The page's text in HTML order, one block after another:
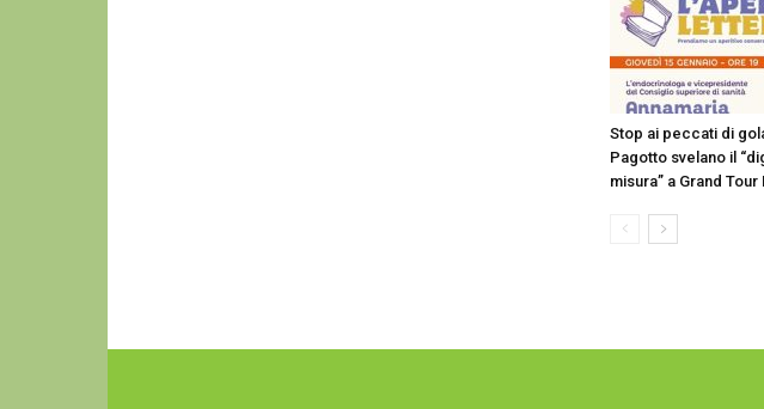
Stop ai peccati di
Pagotto svelano il
misura” a Grand Tour